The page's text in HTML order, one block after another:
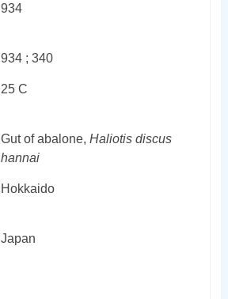
934
934 ; 340
25 C
Gut of abalone, Haliotis discus
hannai
Hokkaido
Japan